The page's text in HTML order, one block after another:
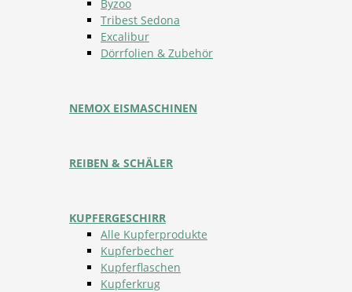
Byzoo
Tribest Sedona
Excalibur
Dörrfolien & Zubehör
NEMOX EISMASCHINEN
REIBEN & SCHÄLER
KUPFERGESCHIRR
Alle Kupferprodukte
Kupferbecher
Kupferflaschen
Kupferkrug